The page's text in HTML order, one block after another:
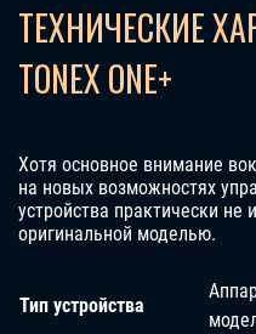
ТЕХНИЧЕСКИЕ
TONEX ONE+
Хотя основное внимание
на новых возможностях
устройства практически
оригинальной моделью.
Тип устройства